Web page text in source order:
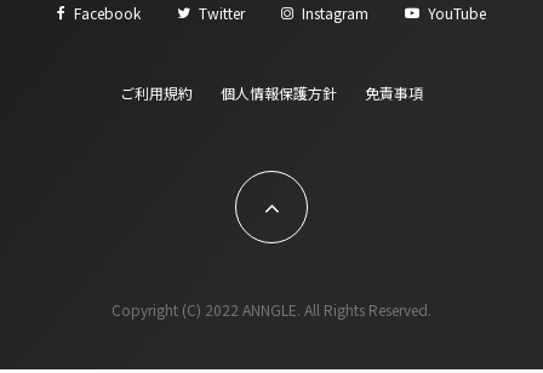
Facebook Twitter Instagram YouTube
ご利用規約 個人情報保護方針 免責事項
Copyright (C) 2022 ANNGLE. All Rights Reserved.